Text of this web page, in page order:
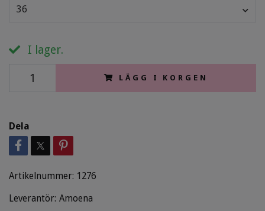
36
I lager.
LÄGG I KORGEN
Dela
Artikelnummer: 1276
Leverantör: Amoena